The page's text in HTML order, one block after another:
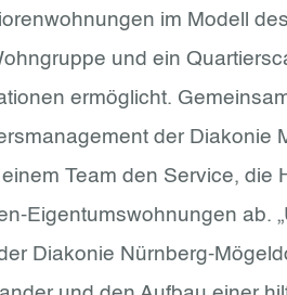
im Modell
und ein
ermöglicht.
der Diakonie
Team den Service,
Eigentumswohnungen ab.
Diakonie Nürnberg-